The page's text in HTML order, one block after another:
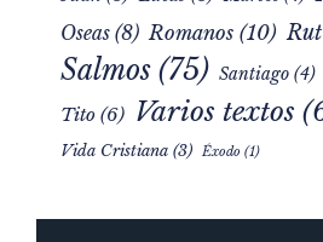
Juan (5) Lucas Marcos (4)
Oseas(8) Romanos (10) Rut
Salmos(75) Santiago(4)
Tito (6) Varios textos